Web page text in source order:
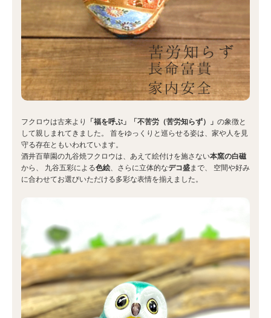
フクロウは古来より 「福を呼ぶ」「不苦労（苦労知らず）」 の象徴と
して親しまれてきました。 首をゆっくりと巡らせる姿は、家や人を見
守る存在ともいわれています。
酒井百華園の九谷焼フクロウは、あえて絵付けを施さない本窯の白磁
から、 九谷五彩による色絵、さらに立体的なデコ盛まで、 空間や好み
に合わせてお選びいただける多彩な表情を揃えました。